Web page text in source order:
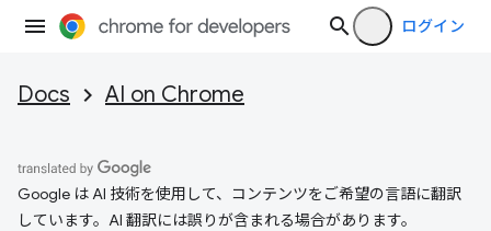
ログイン
Docs AI on Chrome
Google は AI 技術を使用して、コンテンツをご希望の言語に翻訳
しています。AI 翻訳には誤りが含まれる場合があります。